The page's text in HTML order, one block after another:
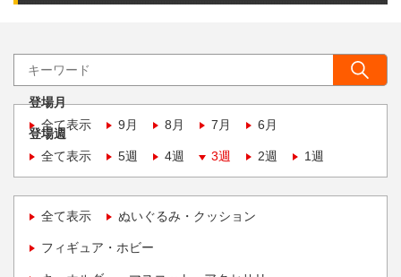
登場月
全て表示
9月 8月 7月 6月
登場週
全て表示
5週 4週 3週 2週 1週
全て表示 ぬいぐるみ・クッション
フィギュア・ホビー